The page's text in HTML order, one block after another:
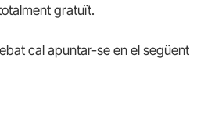
gratuït.
cal apuntar-se en el següent